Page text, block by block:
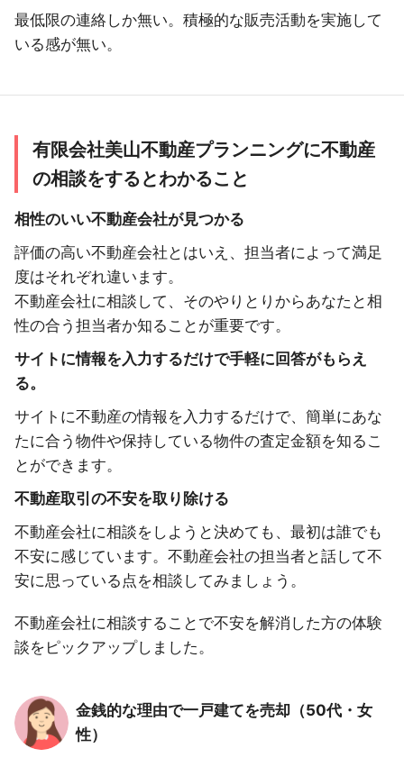
最低限の連絡しか無い。積極的な販売活動を実施して
いる感が無い。
有限会社美山不動産プランニングに不動産
の相談をするとわかること
相性のいい不動産会社が見つかる
評価の高い不動産会社とはいえ、担当者によって満足
度はそれぞれ違います。
不動産会社に相談して、そのやりとりからあなたと相
性の合う担当者か知ることが重要です。
サイトに情報を入力するだけで手軽に回答がもらえ
る。
サイトに不動産の情報を入力するだけで、簡単にあな
たに合う物件や保持している物件の査定金額を知るこ
とができます。
不動産取引の不安を取り除ける
不動産会社に相談をしようと決めても、最初は誰でも
不安に感じています。不動産会社の担当者と話して不
安に思っている点を相談してみましょう。
不動産会社に相談することで不安を解消した方の体験
談をピックアップしました。
金銭的な理由で一戸建てを売却（50代・女
性）